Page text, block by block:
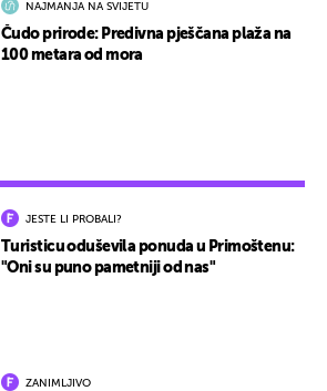
JESTE LI PROBALI?
Turisticu oduševila ponuda u Primoštenu:
"Oni su puno pametniji od nas"
ZANIMLJIVO
NAJMANJA NA SVIJETU
Čudo prirode: Predivna pješčana plaža na
100 metara od mora